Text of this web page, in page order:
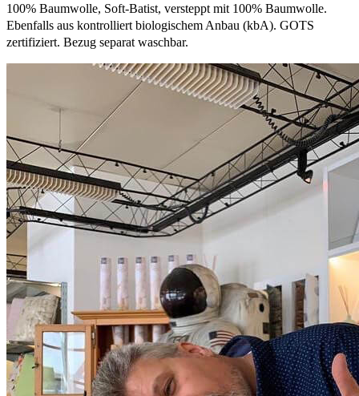
100% Baumwolle, Soft-Batist, versteppt mit 100% Baumwolle.
Ebenfalls aus kontrolliert biologischem Anbau (kbA). GOTS
zertifiziert. Bezug separat waschbar.